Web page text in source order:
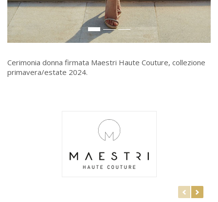
Cerimonia donna firmata Maestri Haute Couture, collezione
primavera/estate 2024.